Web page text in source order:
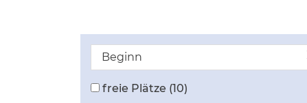
Beginn
freie Plätze (10)